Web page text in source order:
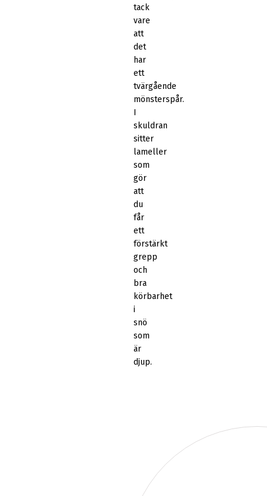
tack
vare
att
det
har
ett
tvärgående
mönsterspår.
I
skuldran
sitter
lameller
som
gör
att
du
får
ett
förstärkt
grepp
och
bra
körbarhet
i
snö
som
är
djup.